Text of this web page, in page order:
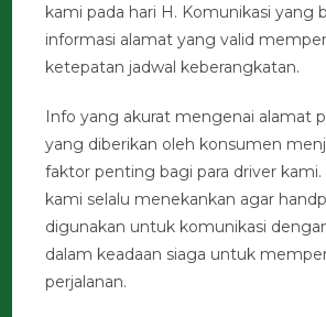
kami pada hari H. Komunikasi yang
informasi alamat yang valid
ketepatan jadwal keberangkatan.
Info yang akurat mengenai alamat
yang diberikan oleh konsumen
faktor penting bagi para driver kami.
kami selalu menekankan agar
digunakan untuk komunikasi
dalam keadaan siaga untuk
perjalanan.